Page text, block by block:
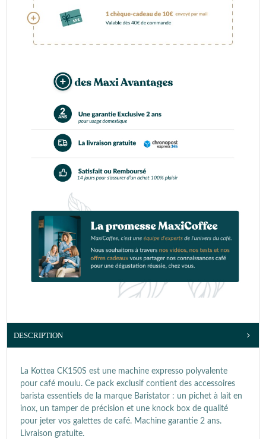
DESCRIPTION
La Kottea CK150S est une machine expresso polyvalente
pour café moulu. Ce pack exclusif contient des accessoires
barista essentiels de la marque Baristator : un pichet à lait en
inox, un tamper de précision et une knock box de qualité
pour jeter vos galettes de café. Machine garantie 2 ans.
Livraison gratuite.